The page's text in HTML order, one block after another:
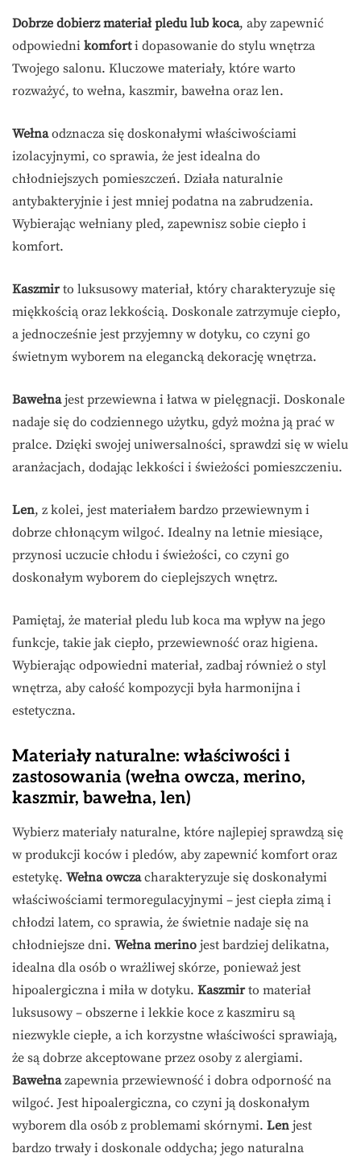
Dobrze dobierz materiał pledu lub koca, aby zapewnić
odpowiedni komforti dopasowanie do stylu wnętrza
Twojego salonu. Kluczowe materiały, które warto
rozważyć, to wełna, kaszmir, bawełna oraz len.
Wełnaodznacza się doskonałymi właściwościami
izolacyjnymi, co sprawia, że jest idealna do
chłodniejszych pomieszczeń. Działa naturalnie
antybakteryjnie i jest mniej podatna na zabrudzenia.
Wybierając wełniany pled, zapewnisz sobie ciepło i
komfort.
Kaszmirto luksusowy materiał, który charakteryzuje się
miękkością oraz lekkością. Doskonale zatrzymuje ciepło,
a jednocześnie jest przyjemny w dotyku, co czyni go
świetnym wyborem na elegancką dekorację wnętrza.
Bawełnajest przewiewna i łatwa w pielęgnacji. Doskonale
nadaje się do codziennego użytku, gdyż można ją prać w
pralce. Dzięki swojej uniwersalności, sprawdzi się w wielu
aranżacjach, dodając lekkości i świeżości pomieszczeniu.
Len, z kolei, jest materiałem bardzo przewiewnym i
dobrze chłonącym wilgoć. Idealny na letnie miesiące,
przynosi uczucie chłodu i świeżości, co czyni go
doskonałym wyborem do cieplejszych wnętrz.
Pamiętaj, że materiał pledu lub koca ma wpływ na jego
funkcje, takie jak ciepło, przewiewność oraz higiena.
Wybierając odpowiedni materiał, zadbaj również o styl
wnętrza, aby całość kompozycji była harmonijna i
estetyczna.
Materiały naturalne: właściwości i
zastosowania (wełna owcza, merino,
kaszmir, bawełna, len)
Wybierz materiały naturalne, które najlepiej sprawdzą się
w produkcji koców i pledów, aby zapewnić komfort oraz
estetykę. Wełna owczacharakteryzuje się doskonałymi
właściwościami termoregulacyjnymi – jest ciepła zimą i
chłodzi latem, co sprawia, że świetnie nadaje się na
chłodniejsze dni. Wełna merino jest bardziej delikatna,
idealna dla osób o wrażliwej skórze, ponieważ jest
hipoalergiczna i miła w dotyku. Kaszmirto materiał
luksusowy – obszerne i lekkie koce z kaszmiru są
niezwykle ciepłe, a ich korzystne właściwości sprawiają,
że są dobrze akceptowane przez osoby z alergiami.
Bawełnazapewnia przewiewność i dobra odporność na
wilgoć. Jest hipoalergiczna, co czyni ją doskonałym
wyborem dla osób z problemami skórnymi. Len jest
bardzo trwały i doskonale oddycha; jego naturalna